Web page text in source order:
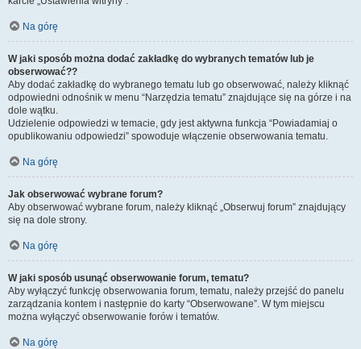
Na górę
W jaki sposób można dodać zakładkę do wybranych tematów lub je
obserwować??
Aby dodać zakładkę do wybranego tematu lub go obserwować, należy kliknąć
odpowiedni odnośnik w menu “Narzędzia tematu” znajdujące się na górze i na
dole wątku.
Udzielenie odpowiedzi w temacie, gdy jest aktywna funkcja “Powiadamiaj o
opublikowaniu odpowiedzi” spowoduje włączenie obserwowania tematu.
Na górę
Jak obserwować wybrane forum?
Aby obserwować wybrane forum, należy kliknąć „Obserwuj forum” znajdujący
się na dole strony.
Na górę
W jaki sposób usunąć obserwowanie forum, tematu?
Aby wyłączyć funkcję obserwowania forum, tematu, należy przejść do panelu
zarządzania kontem i następnie do karty “Obserwowane”. W tym miejscu
można wyłączyć obserwowanie forów i tematów.
Na górę